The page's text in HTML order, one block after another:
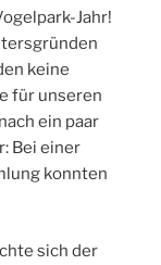
Jahr!
keine
für unseren
ein paar
Bei einer
konnten
sich der